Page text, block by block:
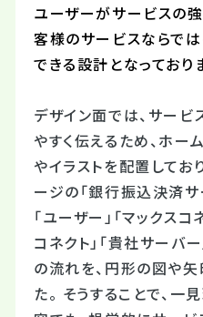
ユーザーがサービスの
客様のサービスならで
できる設計となっており
デザイン面では、サー
やすく伝えるため、ホ
やイラストを配置してお
ージの「銀行振込決済サ
「ユーザー」「マックスコ
コネクト」「貴社サーバ
の流れを、円形の図や
た。 そうすることで、